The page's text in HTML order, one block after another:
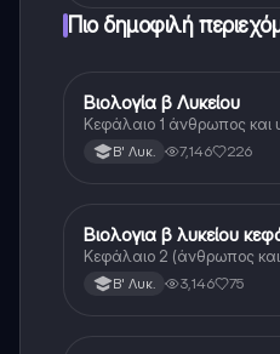
Πιο δημοφιλή
Βιολογία
Βιολογία β Λυκείου
Κεφάλαιο 1 άνθρωπος και
Β' Λυκ. 7,146 226
Βιολογία
Βιολογια β λυκείου
Κεφάλαιο 2 (άνθρωπος
Β' Λυκ. 3,146 75